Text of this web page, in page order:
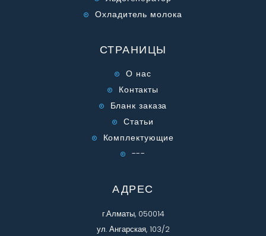
Охладитель молока
СТРАНИЦЫ
О нас
Контакты
Бланк заказа
Статьи
Комплектующие
---
АДРЕС
г.Алматы, 050014
ул. Ангарская, 103/2